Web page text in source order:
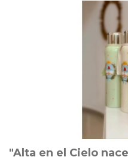
"Alta en el Cielo